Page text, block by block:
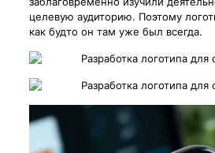
целевую аудиторию. Поэтому
как будто он там уже был всегда.